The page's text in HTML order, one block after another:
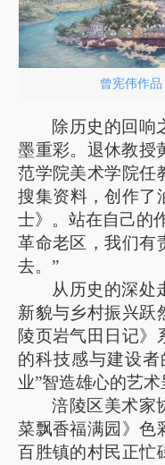
曾宪伟作
除历史的回响
墨重彩。退休教授
范学院美术学院任
搜集资料，创作
士》。站在自己的
革命老区，我们有
去。”
从历史的深处
新貌与乡村振兴跃
陵页岩气田日记》
的科技感与建设
业”智造雄心的艺术
涪陵区美术家
菜飘香福满园》色
百胜镇的村民正忙